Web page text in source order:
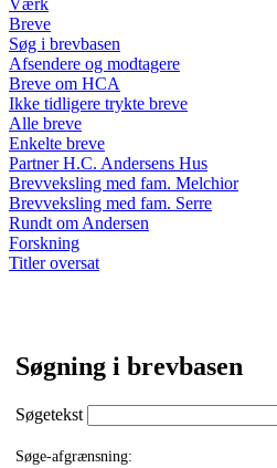
Breve
Søg i brevbasen
Afsendere og modtagere
Breve om HCA
Ikke tidligere trykte breve
Alle breve
Enkelte breve
Partner H.C. Andersens Hus
Brevveksling med fam. Melchior
Brevveksling med fam. Serre
Rundt om Andersen
Forskning
Titler oversat
Søgning i brevbasen
Søgetekst
Søge-afgrænsning: